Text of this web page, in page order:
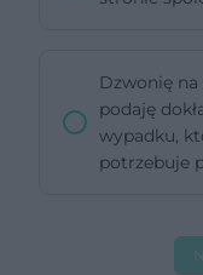
Dzwonię na
podaję
wypadku,
potrzebuje